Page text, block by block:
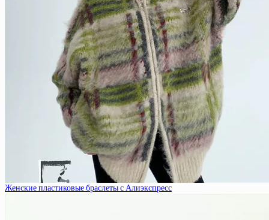
Женские пластиковые браслеты с Алиэкспресс